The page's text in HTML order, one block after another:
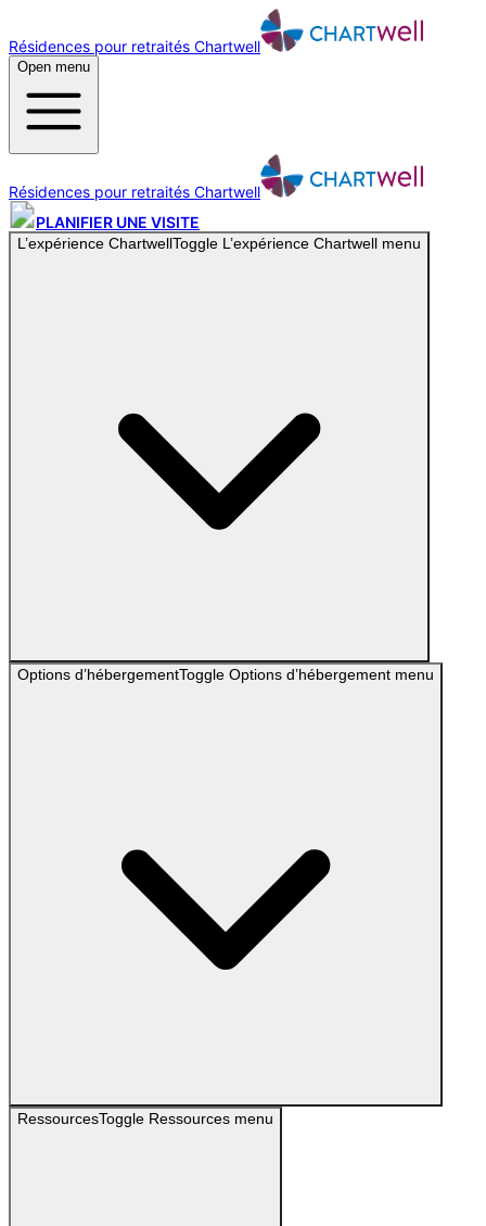
Résidences pour retraités Chartwell
Open menu
Résidences pour retraités Chartwell
PLANIFIER UNE VISITE
L’expérience ChartwellToggle L’expérience Chartwell menu
Options d’hébergementToggle Options d’hébergement menu
RessourcesToggle Ressources menu